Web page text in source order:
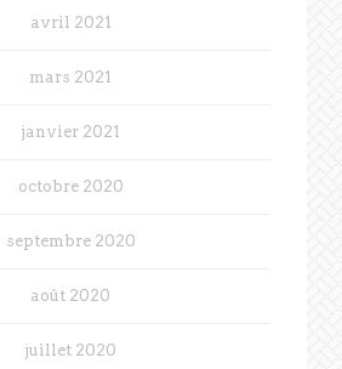
avril 2021
mars 2021
janvier 2021
octobre 2020
septembre 2020
août 2020
juillet 2020